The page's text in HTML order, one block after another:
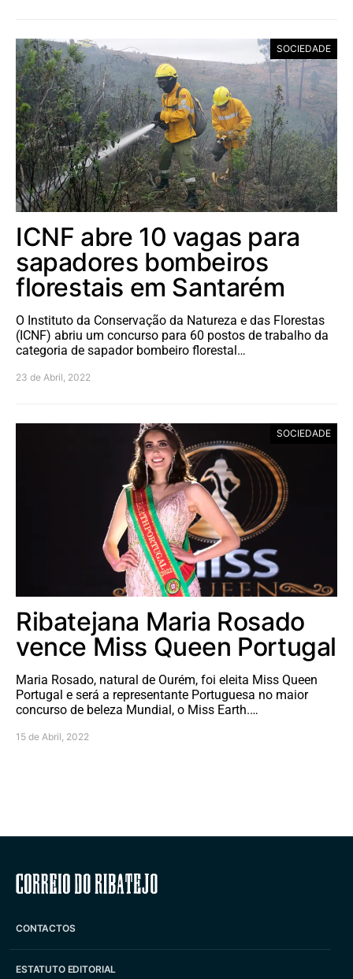
SOCIEDADE
ICNF abre 10 vagas para
sapadores bombeiros
florestais em Santarém
O Instituto da Conservação da Natureza e das Florestas
(ICNF) abriu um concurso para 60 postos de trabalho da
categoria de sapador bombeiro florestal…
23 de Abril, 2022
SOCIEDADE
Ribatejana Maria Rosado
vence Miss Queen Portugal
Maria Rosado, natural de Ourém, foi eleita Miss Queen
Portugal e será a representante Portuguesa no maior
concurso de beleza Mundial, o Miss Earth.…
15 de Abril, 2022
Correio do Ribatejo
CONTACTOS
ESTATUTO EDITORIAL